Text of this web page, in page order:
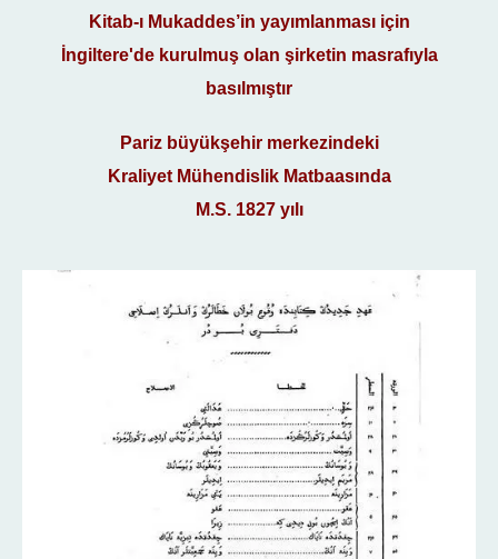
Kitab-ı Mukaddes’in yayımlanması için
İngiltere'de kurulmuş olan şirketin masrafıyla
basılmıştır
Pariz büyükşehir merkezindeki
Kraliyet Mühendislik Matbaasında
M.S. 1827 yılı